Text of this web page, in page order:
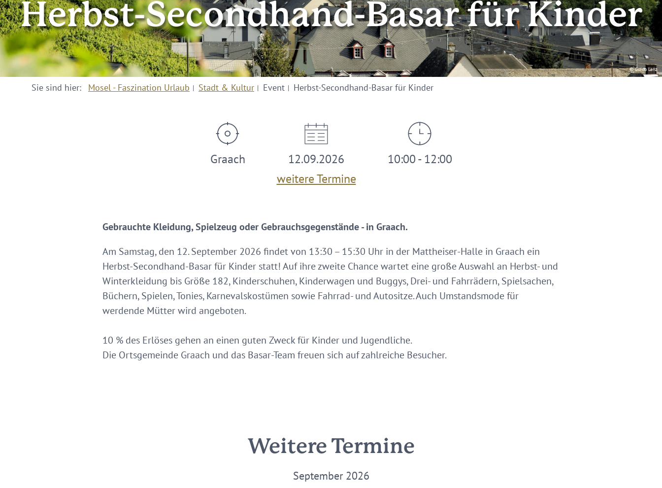
© Guido Lenz
Herbst-Secondhand-Basar für Kinder
Sie sind hier: Mosel - Faszination Urlaub Stadt & Kultur Event Herbst-Secondhand-Basar für Kinder
Graach
12.09.2026
weitere Termine
10:00 - 12:00
Gebrauchte Kleidung, Spielzeug oder Gebrauchsgegenstände - in Graach.
Am Samstag, den 12. September 2026 findet von 13:30 – 15:30 Uhr in der Mattheiser-Halle in Graach ein
Herbst-Secondhand-Basar für Kinder statt! Auf ihre zweite Chance wartet eine große Auswahl an Herbst- und
Winterkleidung bis Größe 182, Kinderschuhen, Kinderwagen und Buggys, Drei- und Fahrrädern, Spielsachen,
Büchern, Spielen, Tonies, Karnevalskostümen sowie Fahrrad- und Autositze. Auch Umstandsmode für
werdende Mütter wird angeboten.
10 % des Erlöses gehen an einen guten Zweck für Kinder und Jugendliche.
Die Ortsgemeinde Graach und das Basar-Team freuen sich auf zahlreiche Besucher.
Weitere Termine
September 2026